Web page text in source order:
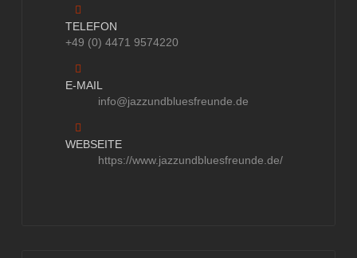
TELEFON
+49 (0) 4471 9574220
E-MAIL
info@jazzundbluesfreunde.de
WEBSEITE
https://www.jazzundbluesfreunde.de/